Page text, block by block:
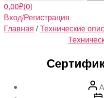
0,00₽(0)
Вход/Регистрация
Главная /Технические